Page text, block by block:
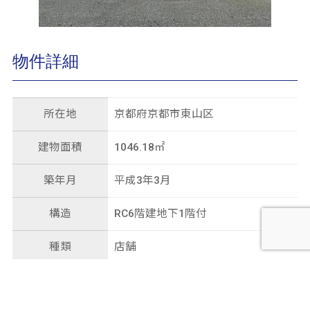
物件詳細
所在地 京都府京都市東山区
建物面積 1046.18㎡
築年月 平成3年3月
構造 RC6階建地下1階付
種類 店舗